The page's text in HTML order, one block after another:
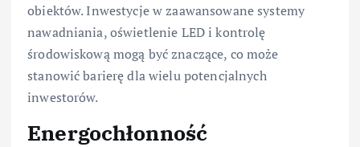
obiektów. Inwestycje w zaawansowane systemy
nawadniania, oświetlenie LED i kontrolę
środowiskową mogą być znaczące, co może
stanowić barierę dla wielu potencjalnych
inwestorów.
Energochłonność